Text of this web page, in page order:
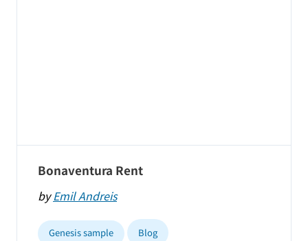
Bonaventura Rent
byEmil Andreis
Genesis sample Blog